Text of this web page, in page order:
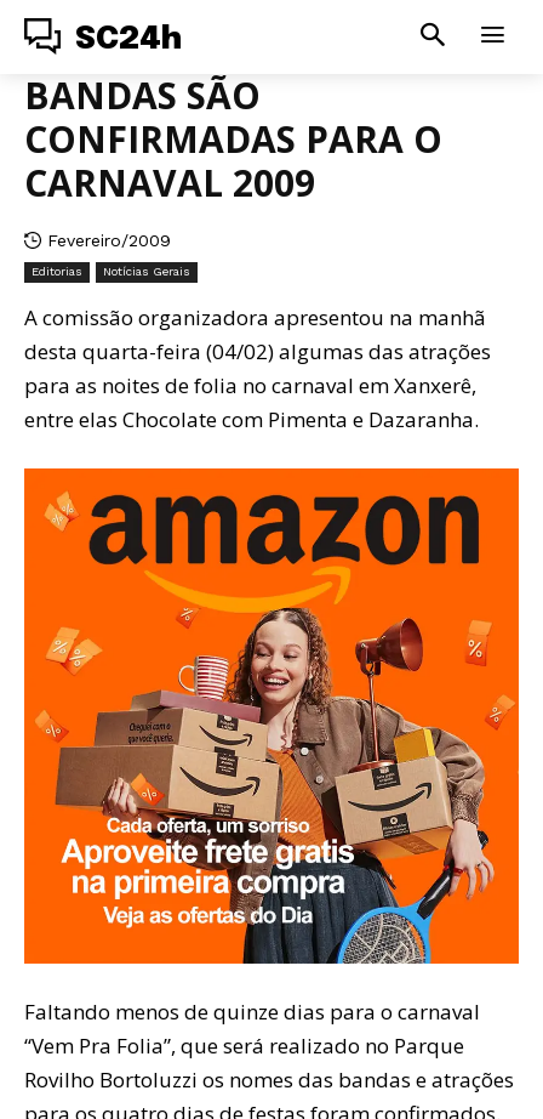
SC24h
BANDAS SÃO
CONFIRMADAS PARA O
CARNAVAL 2009
Fevereiro/2009
Editorias Notícias Gerais
A comissão organizadora apresentou na manhã
desta quarta-feira (04/02) algumas das atrações
para as noites de folia no carnaval em Xanxerê,
entre elas Chocolate com Pimenta e Dazaranha.
Faltando menos de quinze dias para o carnaval
“Vem Pra Folia”, que será realizado no Parque
Rovilho Bortoluzzi os nomes das bandas e atrações
para os quatro dias de festas foram confirmados.